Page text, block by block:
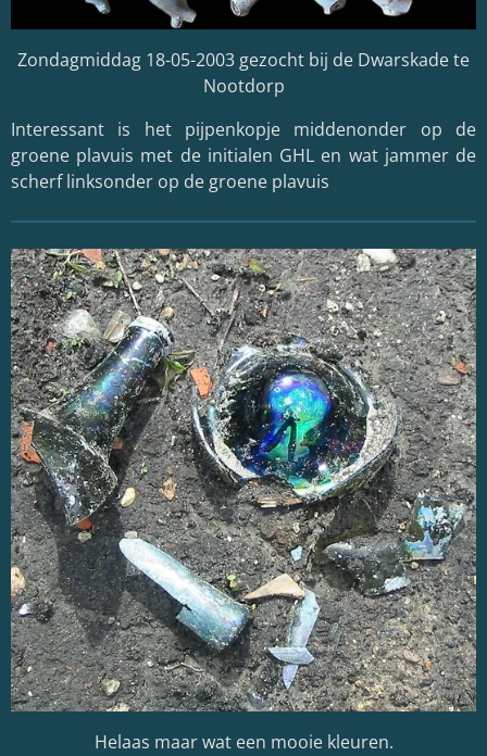
Zondagmiddag 18-05-2003 gezocht bij de Dwarskade te
Nootdorp
Interessant is het pijpenkopje middenonder op de
groene plavuis met de initialen GHL en wat jammer de
scherf linksonder op de groene plavuis
Helaas maar wat een mooie kleuren.